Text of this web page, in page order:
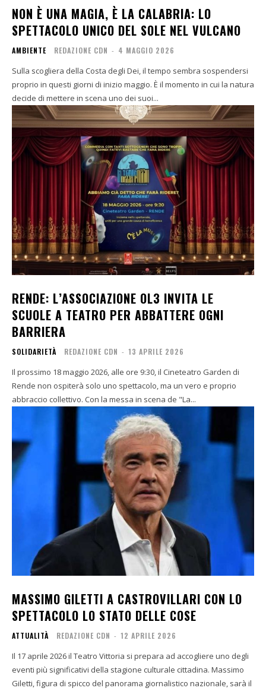
NON È UNA MAGIA, È LA CALABRIA: LO
SPETTACOLO UNICO DEL SOLE NEL VULCANO
AMBIENTE REDAZIONE CDN - 4 MAGGIO 2026
Sulla scogliera della Costa degli Dei, il tempo sembra sospendersi
proprio in questi giorni di inizio maggio. È il momento in cui la natura
decide di mettere in scena uno dei suoi...
RENDE: L’ASSOCIAZIONE OL3 INVITA LE
SCUOLE A TEATRO PER ABBATTERE OGNI
BARRIERA
SOLIDARIETÀ REDAZIONE CDN - 13 APRILE 2026
Il prossimo 18 maggio 2026, alle ore 9:30, il Cineteatro Garden di
Rende non ospiterà solo uno spettacolo, ma un vero e proprio
abbraccio collettivo. Con la messa in scena de "La...
MASSIMO GILETTI A CASTROVILLARI CON LO
SPETTACOLO LO STATO DELLE COSE
ATTUALITÀ REDAZIONE CDN - 12 APRILE 2026
Il 17 aprile 2026 il Teatro Vittoria si prepara ad accogliere uno degli
eventi più significativi della stagione culturale cittadina. Massimo
Giletti, figura di spicco del panorama giornalistico nazionale, sarà il